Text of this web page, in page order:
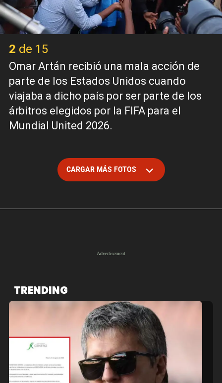
2 de 15
Omar Artán recibió una mala acción de
parte de los Estados Unidos cuando
viajaba a dicho país por ser parte de los
árbitros elegidos por la FIFA para el
Mundial United 2026.
CARGAR MÁS FOTOS
TRENDING